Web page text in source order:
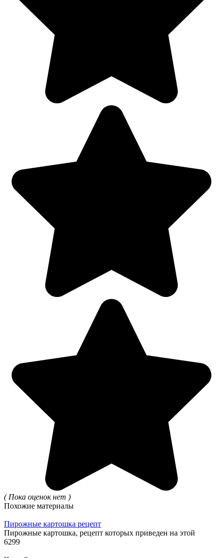
( Пока оценок нет )
Похожие материалы
Пирожные картошка рецепт
Пирожные картошка, рецепт которых приведен на этой
6299